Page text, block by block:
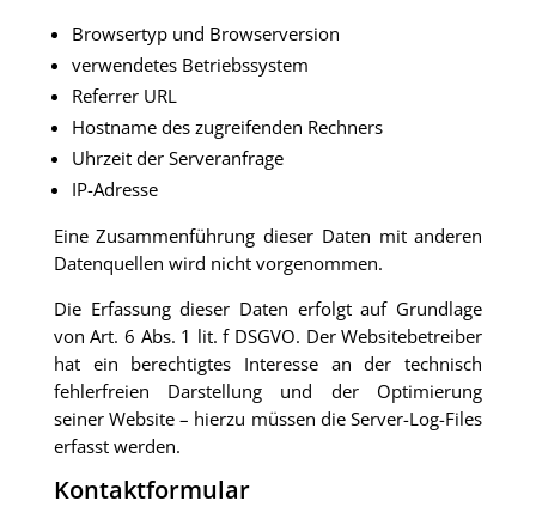
Browsertyp und Browserversion
verwendetes Betriebssystem
Referrer URL
Hostname des zugreifenden Rechners
Uhrzeit der Serveranfrage
IP-Adresse
Eine Zusammenführung dieser Daten mit anderen
Datenquellen wird nicht vorgenommen.
Die Erfassung dieser Daten erfolgt auf Grundlage
von Art. 6 Abs. 1 lit. f DSGVO. Der Websitebetreiber
hat ein berechtigtes Interesse an der technisch
fehlerfreien Darstellung und der Optimierung
seiner Website – hierzu müssen die Server-Log-Files
erfasst werden.
Kontaktformular